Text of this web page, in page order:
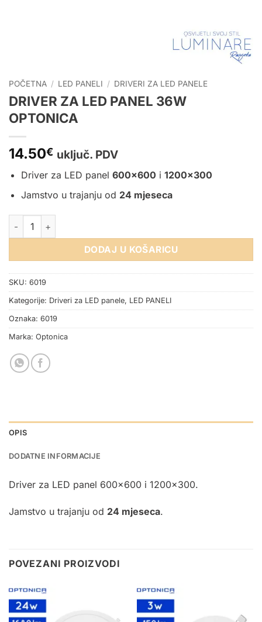
POČETNA / LED PANELI / DRIVERI ZA LED PANELE
DRIVER ZA LED PANEL 36W
OPTONICA
14.50€ uključ. PDV
Driver za LED panel 600×600 i 1200×300
Jamstvo u trajanju od 24 mjeseca
DRIVER ZA LED PANEL 36W OPTONICA količina
DODAJ U KOŠARICU
SKU: 6019
Kategorije: Driveri za LED panele, LED PANELI
Oznaka: 6019
Marka: Optonica
OPIS
DODATNE INFORMACIJE
Driver za LED panel 600×600 i 1200×300.
Jamstvo u trajanju od 24 mjeseca.
POVEZANI PROIZVODI